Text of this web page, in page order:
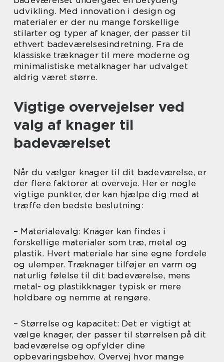
udvikling. Med innovation i design og
materialer er der nu mange forskellige
stilarter og typer af knager, der passer til
ethvert badeværelsesindretning. Fra de
klassiske træknager til mere moderne og
minimalistiske metalknager har udvalget
aldrig været større.
Vigtige overvejelser ved
valg af knager til
badeværelset
Når du vælger knager til dit badeværelse, er
der flere faktorer at overveje. Her er nogle
vigtige punkter, der kan hjælpe dig med at
træffe den bedste beslutning:
– Materialevalg: Knager kan findes i
forskellige materialer som træ, metal og
plastik. Hvert materiale har sine egne fordele
og ulemper. Træknager tilføjer en varm og
naturlig følelse til dit badeværelse, mens
metal- og plastikknager typisk er mere
holdbare og nemme at rengøre.
– Størrelse og kapacitet: Det er vigtigt at
vælge knager, der passer til størrelsen på dit
badeværelse og opfylder dine
opbevaringsbehov. Overvej hvor mange